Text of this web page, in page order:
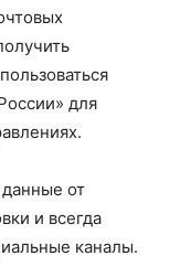
для
от
и всегда
каналы.